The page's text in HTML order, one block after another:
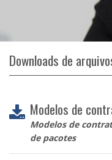
Downloads de
Modelos de
Modelos de
de pacotes